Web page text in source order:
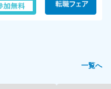
一覧へ